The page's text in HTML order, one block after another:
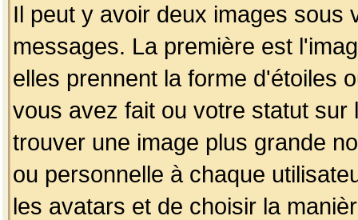
Il peut y avoir deux images sous
messages. La première est
elles prennent la forme d'étoiles
vous avez fait ou votre statut
trouver une image plus grande
ou personnelle à chaque
les avatars et de choisir la